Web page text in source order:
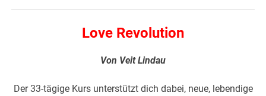
Love Revolution
Von Veit Lindau
Der 33-tägige Kurs unterstützt dich dabei, neue, lebendige